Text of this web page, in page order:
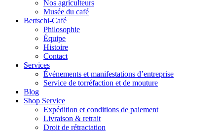
Nos agriculteurs
Musée du café
Bertschi-Café
Philosophie
Équipe
Histoire
Contact
Services
Événements et manifestations d’entreprise
Service de torréfaction et de mouture
Blog
Shop Service
Expédition et conditions de paiement
Livraison & retrait
Droit de rétractation